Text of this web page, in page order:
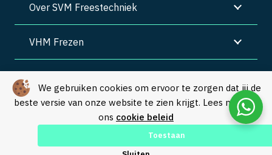
We gebruiken cookies om ervoor te zorgen dat jij de
beste versie van onze website te zien krijgt. Lees meer in
ons cookie beleid
Toestaan
Over SVM Freestechniek
VHM Frezen
Algemene voorwaarden | Privacy
© Copyright 2026 – SVM Freestechniek |
Webdesign by Yooker–
Made with 💙